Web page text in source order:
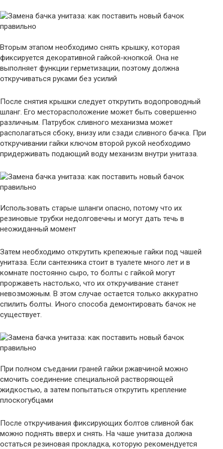
Вторым этапом необходимо снять крышку, которая
фиксируется декоративной гайкой-кнопкой. Она не
выполняет функции герметизации, поэтому должна
откручиваться руками без усилий
После снятия крышки следует открутить водопроводный
шланг. Его месторасположение может быть совершенно
различным. Патрубок сливного механизма может
располагаться сбоку, внизу или сзади сливного бачка. При
откручивании гайки ключом второй рукой необходимо
придерживать подающий воду механизм внутри унитаза.
Использовать старые шланги опасно, потому что их
резиновые трубки недолговечны и могут дать течь в
неожиданный момент
Затем необходимо открутить крепежные гайки под чашей
унитаза. Если сантехника стоит в туалете много лет и в
комнате постоянно сыро, то болты с гайкой могут
проржаветь настолько, что их откручивание станет
невозможным. В этом случае остается только аккуратно
спилить болты. Иного способа демонтировать бачок не
существует.
При полном съедании граней гайки ржавчиной можно
смочить соединение специальной растворяющей
жидкостью, а затем попытаться открутить крепление
плоскогубцами
После откручивания фиксирующих болтов сливной бак
можно поднять вверх и снять. На чаше унитаза должна
остаться резиновая прокладка, которую рекомендуется